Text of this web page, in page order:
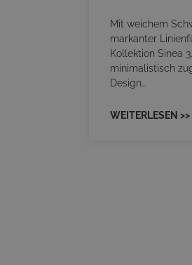
Mit weichem
markanter
Kollektion Sinea
minimalistisch
Design…
WEITERLESEN >>